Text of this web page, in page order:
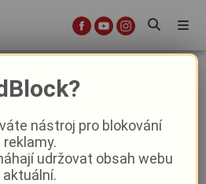
v nové sezóně
zlomu“ otevřela
téma
Z Plzně
nástroj pro blokování
reklamy.
udržovat obsah webu
aktuální.